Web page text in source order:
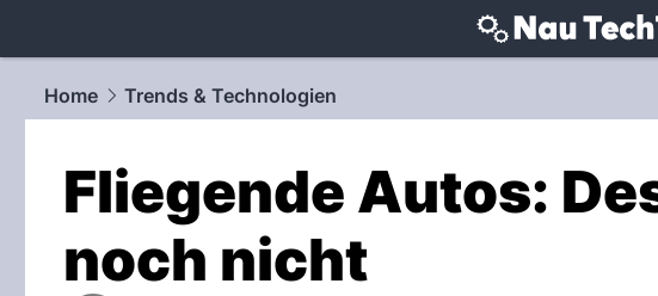
techtrends.NAU.ch
Home
Trends & Technologien
Fliegende Autos:
noch nicht